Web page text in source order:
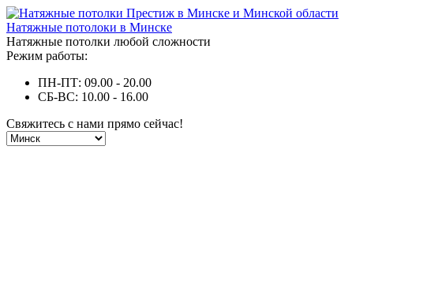
Натяжные потолоки в Минске
Натяжные потолки любой сложности
Режим работы:
ПН-ПТ: 09.00 - 20.00
СБ-ВС: 10.00 - 16.00
Свяжитесь с нами прямо сейчас!